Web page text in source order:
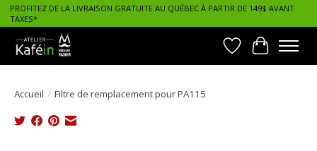
PROFITEZ DE LA LIVRAISON GRATUITE AU QUÉBEC À PARTIR DE 149$ AVANT
TAXES*
Liste dePanier
Accueil / Filtre de remplacement pour PA115